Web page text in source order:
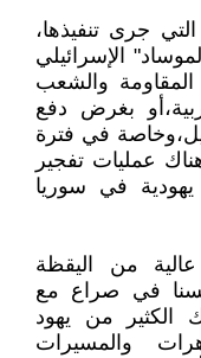
جرى تنفيذها،
الإسرائيلي
والشعب
بغرض دفع
في فترة
كانت هناك عمليات تفجير
في سوريا
من اليقظة
في صراع مع
الكثير من يهود
والمسيرات